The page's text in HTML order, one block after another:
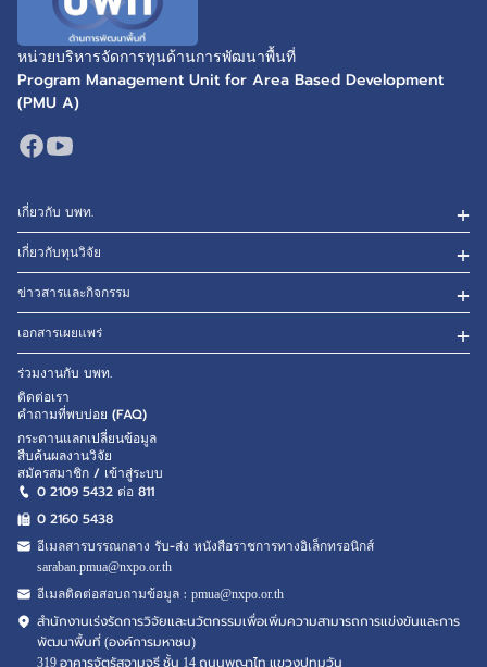
หน่วยบริหารจัดการทุนด้านการพัฒนาพื้นที่
Program Management Unit for Area Based Development
(PMU A)
เกี่ยวกับ บพท.
เกี่ยวกับทุนวิจัย
ข่าวสารและกิจกรรม
เอกสารเผยแพร่
ร่วมงานกับ บพท.
ติดต่อเรา
คำถามที่พบบ่อย (FAQ)
กระดานแลกเปลี่ยนข้อมูล
สืบค้นผลงานวิจัย
สมัครสมาชิก / เข้าสู่ระบบ
0 2109 5432 ต่อ 811
0 2160 5438
อีเมลสารบรรณกลาง รับ-ส่ง หนังสือราชการทางอิเล็กทรอนิกส์
saraban.pmua@nxpo.or.th
อีเมลติดต่อสอบถามข้อมูล : pmua@nxpo.or.th
สำนักงานเร่งรัดการวิจัยและนวัตกรรมเพื่อเพิ่มความสามารถการแข่งขันและการ
พัฒนาพื้นที่ (องค์การมหาชน)
319 อาคารจัตุรัสจามจุรี ชั้น 14 ถนนพญาไท แขวงปทุมวัน